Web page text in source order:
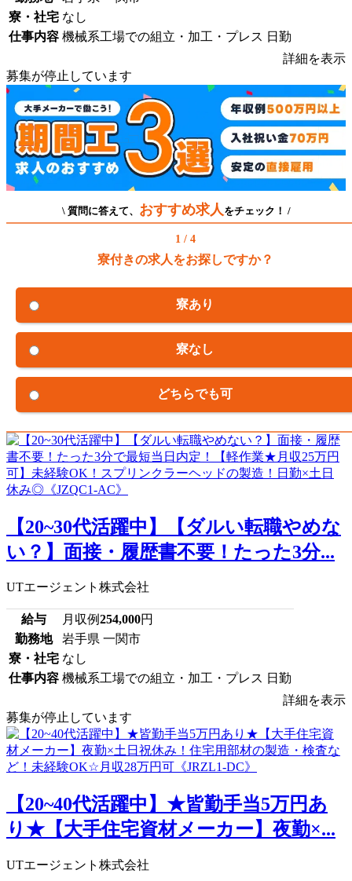
寮・社宅 なし
仕事内容 機械系工場での組立・加工・プレス 日勤
詳細を表示
募集が停止しています
\ 質問に答えて、 おすすめ求人 をチェック！ /
1 / 4
寮付きの求人をお探しですか？
寮あり
寮なし
どちらでも可
【20~30代活躍中】【ダルい転職やめな
い？】面接・履歴書不要！たった3分...
UTエージェント株式会社
給与 月収例254,000円
勤務地
岩手県 一関市
寮・社宅 なし
仕事内容 機械系工場での組立・加工・プレス 日勤
詳細を表示
募集が停止しています
【20~40代活躍中】★皆勤手当5万円あ
り★【大手住宅資材メーカー】夜勤×...
UTエージェント株式会社